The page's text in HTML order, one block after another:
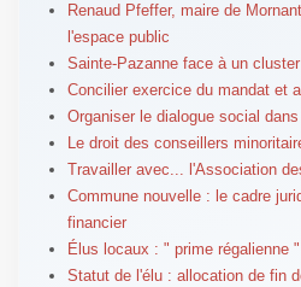
Renaud Pfeffer, maire de
l'espace public
Sainte-Pazanne face à un
Concilier exercice du mandat et
Organiser le dialogue social
Le droit des conseillers
Travailler avec... l'Association
Commune nouvelle : le cadre
financier
Élus locaux : " prime régalienne "
Statut de l'élu : allocation de fin